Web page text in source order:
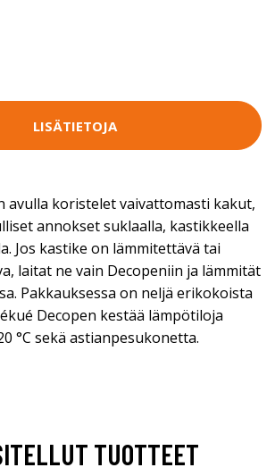
LISÄTIETOJA
avulla koristelet vaivattomasti kakut,
annokset suklaalla, kastikkeella
Jos kastike on lämmitettävä tai
laitat ne vain Decopeniin ja lämmität
Pakkauksessa on neljä erikokoista
Decopen kestää lämpötiloja
°C sekä astianpesukonetta.
TUOTTEET